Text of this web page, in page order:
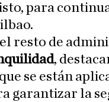
para
resto de
,
se están
garantizar la